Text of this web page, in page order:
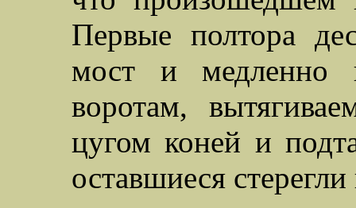
Первые полтора
мост и медленно
воротам,
цугом коней и
оставшиеся стерегли